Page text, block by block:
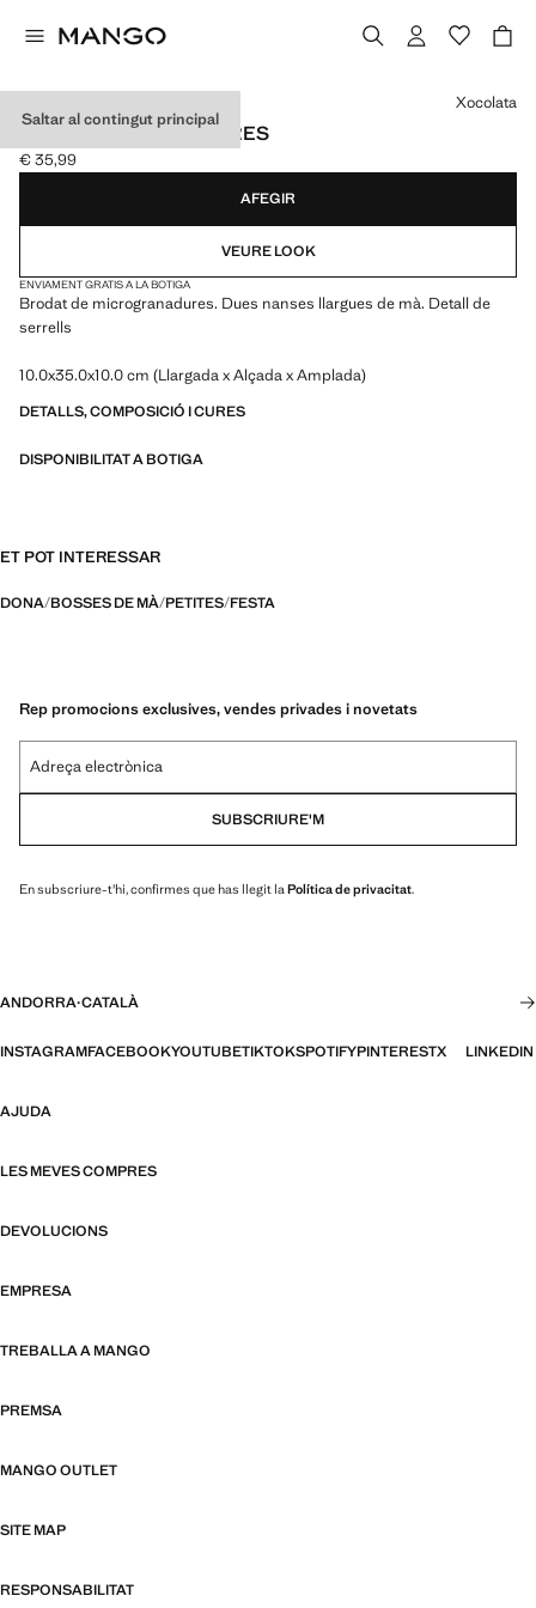
Saltar al contingut principal
BOSSA MÀ GRANADURES
Preu actual [€ 35,99 ]
€ 35,99
Selecciona un color
Xocolata
AFEGIR
VEURE LOOK
ENVIAMENT GRATIS A LA BOTIGA
Brodat de microgranadures. Dues nanses llargues de mà. Detall de
serrells
10.0x35.0x10.0 cm (Llargada x Alçada x Amplada)
DETALLS, COMPOSICIÓ I CURES
DISPONIBILITAT A BOTIGA
ET POT INTERESSAR
DONA BOSSES DE MÀ PETITES FESTA
Rep promocions exclusives, vendes privades i novetats
Adreça electrònica
SUBSCRIURE'M
En subscriure-t'hi, confirmes que has llegit la Política de privacitat.
ANDORRA·CATALÀ
INSTAGRAMFACEBOOKYOUTUBETIKTOKSPOTIFYPINTERESTX LINKEDIN
AJUDA
LES MEVES COMPRES
DEVOLUCIONS
EMPRESA
TREBALLA A MANGO
PREMSA
MANGO OUTLET
SITE MAP
RESPONSABILITAT